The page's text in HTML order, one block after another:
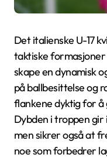
Det italienske U-17
taktiske
skape en dynamisk
på ballbesittelse og
flankene dyktig for
Dybden i troppen
men sikrer også at
noe som forbedrer